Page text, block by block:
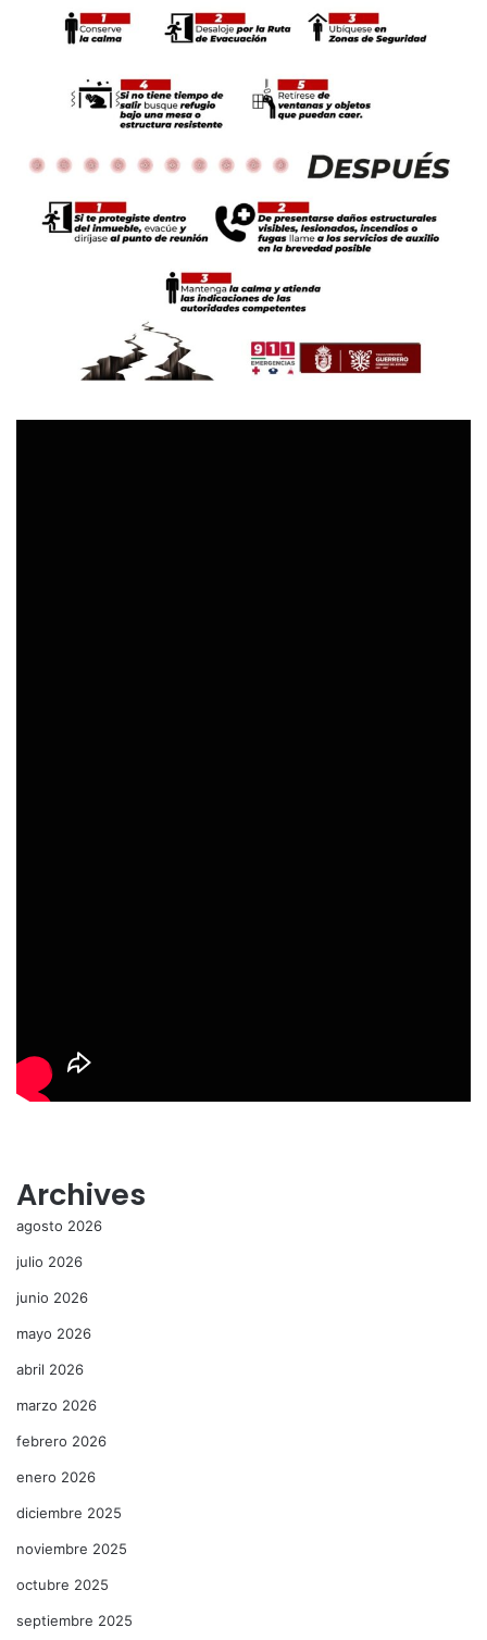
Archives
agosto 2026
julio 2026
junio 2026
mayo 2026
abril 2026
marzo 2026
febrero 2026
enero 2026
diciembre 2025
noviembre 2025
octubre 2025
septiembre 2025